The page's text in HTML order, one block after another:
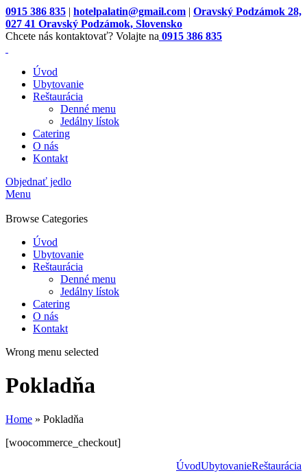
0915 386 835 | hotelpalatin@gmail.com | Oravský Podzámok 28,
027 41 Oravský Podzámok, Slovensko
Chcete nás kontaktovať? Volajte na 0915 386 835
Úvod
Ubytovanie
Reštaurácia
Denné menu
Jedálny lístok
Catering
O nás
Kontakt
Objednať jedlo
Menu
Browse Categories
Úvod
Ubytovanie
Reštaurácia
Denné menu
Jedálny lístok
Catering
O nás
Kontakt
Wrong menu selected
Pokladňa
Home » Pokladňa
[woocommerce_checkout]
ÚvodUbytovanieReštaurácia